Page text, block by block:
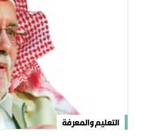
التعليم والمعرفة